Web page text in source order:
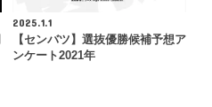
2025.1.1
【センバツ】選抜優勝候補予想ア
ンケート2021年